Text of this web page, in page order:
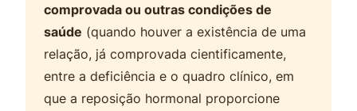
comprovada ou outras condições de
saúde (quando houver a existência de uma
relação, já comprovada cientificamente,
entre a deficiência e o quadro clínico, em
que a reposição hormonal proporcione